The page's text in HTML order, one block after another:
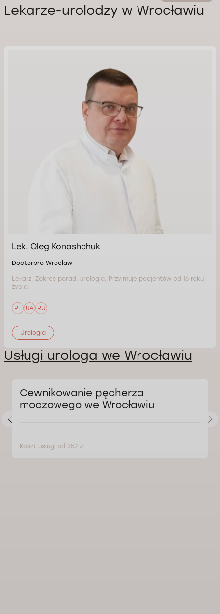
Lekarze-urolodzy w Wrocławiu
Lek. Oleg Konashchuk
Doctorpro Wrocław
Lekarz. Zakres porad: urologia. Przyjmuje pacjentów od 16 roku
życia.
PL UA RU
Urologia
Usługi urologa we Wrocławiu
Cewnikowanie pęcherza
moczowego we Wrocławiu
Koszt usługi od 252 zł